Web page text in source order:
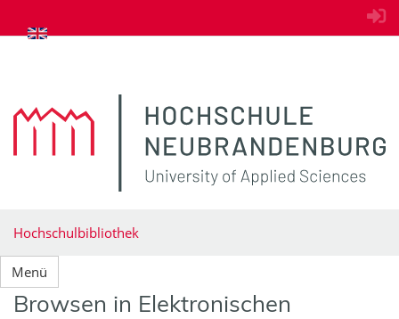
zum Inhalt springen
Hochschulbibliothek
Menü
Browsen in Elektronischen